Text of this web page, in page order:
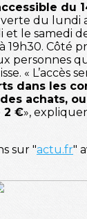
du
du lundi
le samedi
19h30. Côté
personnes
« L’accès
dans les
achats,
2 €»,
sur "actu.fr"